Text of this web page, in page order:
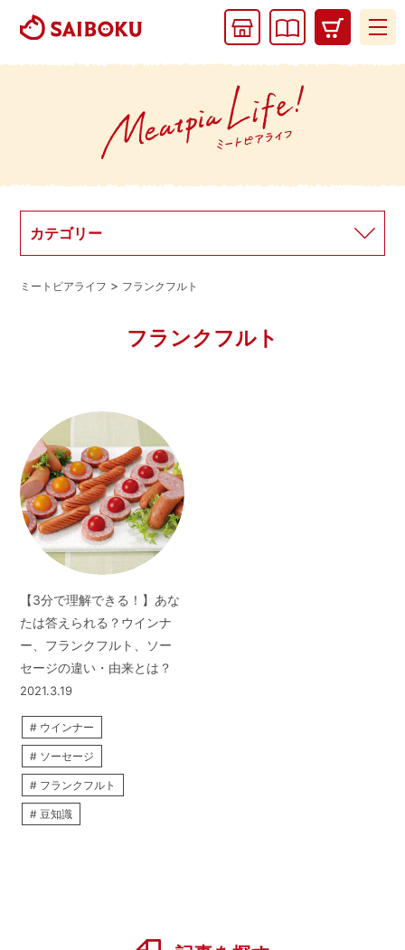
カテゴリー
ミートピアライフ フランクフルト
フランクフルト
【3分で理解できる！】あな
たは答えられる？ウインナ
ー、フランクフルト、ソー
セージの違い・由来とは？
2021.3.19
ウインナー
ソーセージ
フランクフルト
豆知識